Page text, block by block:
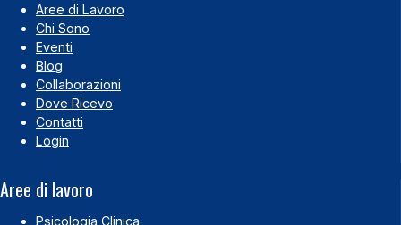
Aree di Lavoro
Chi Sono
Eventi
Blog
Collaborazioni
Dove Ricevo
Contatti
Login
Aree di lavoro
Psicologia Clinica